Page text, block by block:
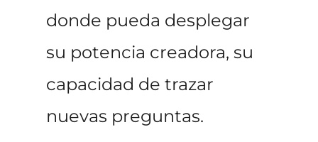
donde pueda desplegar
su potencia creadora, su
capacidad de trazar
nuevas preguntas.